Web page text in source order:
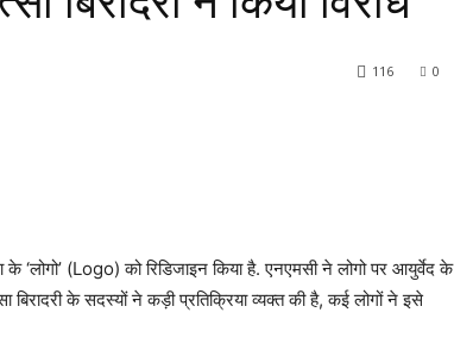
0
116
(Logo) को रिडिजाइन किया है. एनएमसी ने लोगो पर आयुर्वेद के
बिरादरी के सदस्यों ने कड़ी प्रतिक्रिया व्यक्त की है, कई लोगों ने इसे